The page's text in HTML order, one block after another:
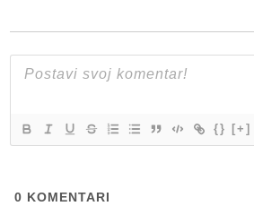
{} [+]
0 KOMENTARI